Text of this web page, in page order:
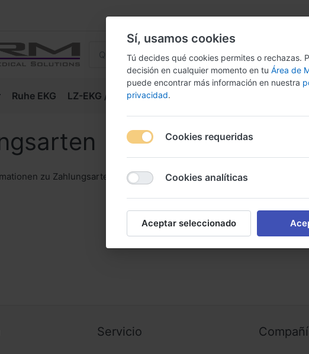
Ruhe EKG LZ-EKG / Holter Online Monitoring
zu Zahlungsarten hier ein. Diesen Text können Sie auch im
Servicio
Sí, usamos cookies
Tú decides qué cookies permites o rechazas.
decisión en cualquier momento en tu Área de
puede encontrar más información en nuestra
privacidad.
Cookies requeridas
Cookies analíticas
Aceptar seleccionado